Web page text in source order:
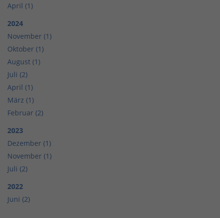
April (1)
2024
November (1)
Oktober (1)
August (1)
Juli (2)
April (1)
März (1)
Februar (2)
2023
Dezember (1)
November (1)
Juli (2)
2022
Juni (2)